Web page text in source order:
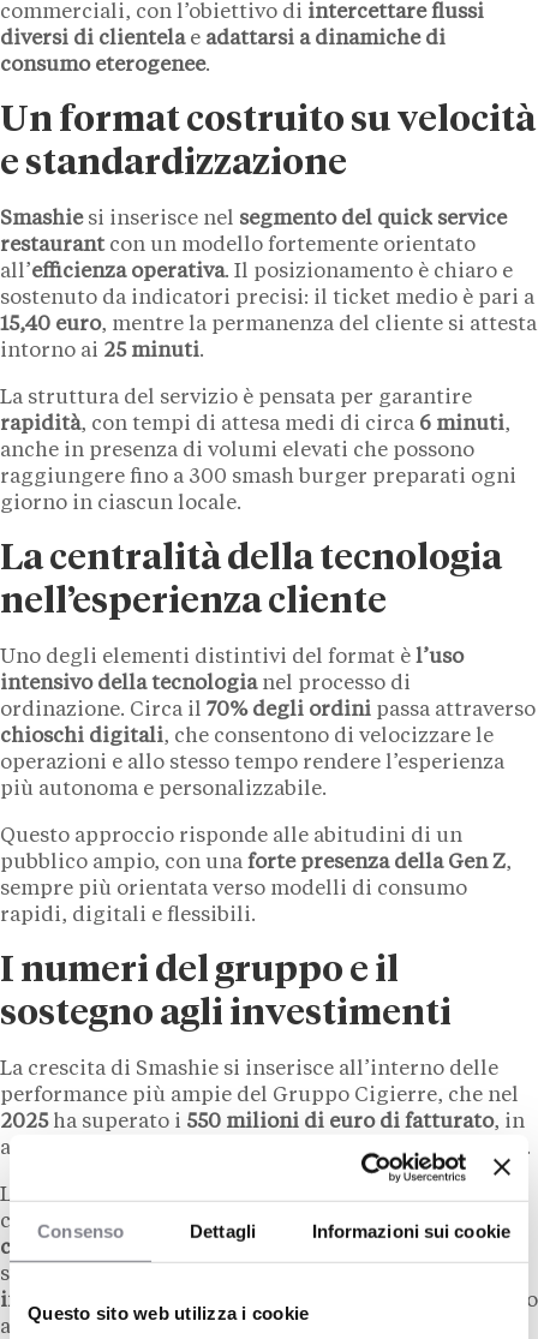
Consenso Dettagli Informazioni sui cookie
Questo sito web utilizza i cookie
commerciali, con l’obiettivo di intercettare flussi
diversi di clientelae adattarsi a dinamiche di
consumo eterogenee.
Un format costruito su velocità
e standardizzazione
Smashiesi inserisce nel segmento del quick service
restaurant con un modello fortemente orientato
all’efficienza operativa. Il posizionamento è chiaro e
sostenuto da indicatori precisi: il ticket medio è pari a
15,40 euro, mentre la permanenza del cliente si attesta
intorno ai 25 minuti.
La struttura del servizio è pensata per garantire
rapidità, con tempi di attesa medi di circa 6 minuti,
anche in presenza di volumi elevati che possono
raggiungere fino a 300 smash burger preparati ogni
giorno in ciascun locale.
La centralità della tecnologia
nell’esperienza cliente
Uno degli elementi distintivi del format è l’uso
intensivo della tecnologianel processo di
ordinazione. Circa il 70% degli ordini passa attraverso
chioschi digitali, che consentono di velocizzare le
operazioni e allo stesso tempo rendere l’esperienza
più autonoma e personalizzabile.
Questo approccio risponde alle abitudini di un
pubblico ampio, con una forte presenza della Gen Z,
sempre più orientata verso modelli di consumo
rapidi, digitali e flessibili.
I numeri del gruppo e il
sostegno agli investimenti
La crescita di Smashie si inserisce all’interno delle
performance più ampie del Gruppo Cigierre, che nel
2025ha superato i 550 milioni di euro di fatturato, in
aumento rispetto ai 545 milioni dell’anno precedente.
La rete del gruppo conta oggi
circa
5.000 collaboratori , con oltre
30 milioni di
clienti serviti nell’ultimo anno
sviluppo è stato inoltre definito un piano triennale di
investimenti
, destinato
all’espansione della rete, al rinnovamento dei locali e